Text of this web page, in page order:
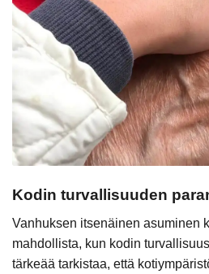
Kodin turvallisuuden
Vanhuksen itsenäinen asuminen
mahdollista, kun kodin
tärkeää tarkistaa, että